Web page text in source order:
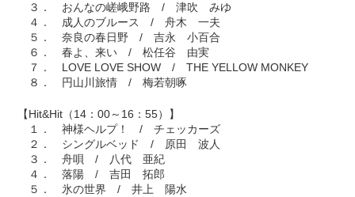
３． おんなの嵯峨野路 / 津吹 みゆ
４． 成人のブルース / 舟木 一夫
５． 奈良の春日野 / 吉永 小百合
６． 春よ、来い / 松任谷 由実
７． LOVE LOVE SHOW / THE YELLOW MONKEY
８． 円山川旅情 / 梅若朝啄
【Hit&Hit（14：00～16：55）】
１． 神様ヘルプ！ / チェッカーズ
２． シングルベッド / 原田 波人
３． 舟唄 / 八代 亜紀
４． 落陽 / 吉田 拓郎
５． 氷の世界 / 井上 陽水